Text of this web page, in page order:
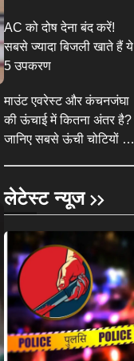
AC को दोष देना बंद करें!
सबसे ज्यादा बिजली खाते हैं ये
5 उपकरण
माउंट एवरेस्ट और कंचनजंघा
की ऊंचाई में कितना अंतर है?
जानिए सबसे ऊंची चोटियों के
लेटेस्ट न्यूज